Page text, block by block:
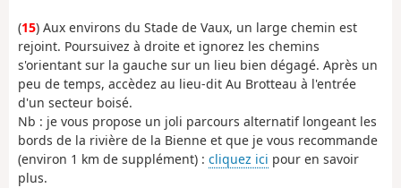
(15) Aux environs du Stade de Vaux, un large chemin est
rejoint. Poursuivez à droite et ignorez les chemins
s'orientant sur la gauche sur un lieu bien dégagé. Après un
peu de temps, accèdez au lieu-dit Au Brotteau à l'entrée
d'un secteur boisé.
Nb : je vous propose un joli parcours alternatif longeant les
bords de la rivière de la Bienne et que je vous recommande
(environ 1 km de supplément) : cliquez ici pour en savoir
plus.